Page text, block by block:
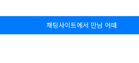
채팅사이트에서 만남 어때